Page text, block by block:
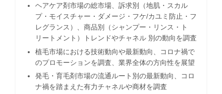
ヘアケア剤市場の総市場、訴求別（地肌・スカル
プ・モイスチャー・ダメージ・フケ/カユミ防止・フ
レグランス）、商品別（シャンプー・リンス・ト
リートメント）トレンドやチャネル 別の動向を調査
植毛市場における技術動向や最新動向、コロナ禍で
のプロモーションを調査、業界全体の方向性を展望
発毛・育毛剤市場の流通ルート別の最新動向、コロ
ナ禍を踏まえた有力チャネルや商材を調査